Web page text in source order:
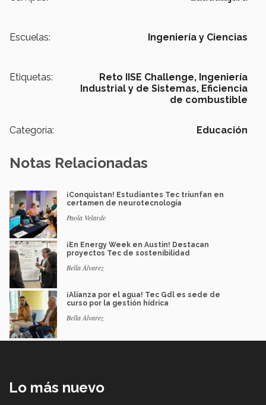
Escuelas: Ingeniería y Ciencias
Etiquetas: Reto IISE Challenge, Ingeniería
Industrial y de Sistemas, Eficiencia
de combustible
Categoría: Educación
Notas Relacionadas
¡Conquistan! Estudiantes Tec triunfan en
certamen de neurotecnología
Paola Velarde
¡En Energy Week en Austin! Destacan
proyectos Tec de sostenibilidad
Bella Álvarez
¡Alianza por el agua! Tec Gdl es sede de
curso por la gestión hídrica
Bella Álvarez
Lo más nuevo